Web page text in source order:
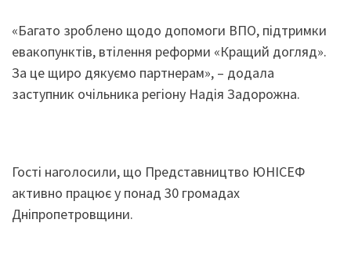
«Багато зроблено щодо допомоги ВПО, підтримки
евакопунктів, втілення реформи «Кращий догляд».
За це щиро дякуємо партнерам», – додала
заступник очільника регіону Надія Задорожна.
Гості наголосили, що Представництво ЮНІСЕФ
активно працює у понад 30 громадах
Дніпропетровщини.